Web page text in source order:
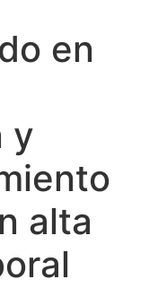
en
y
alta